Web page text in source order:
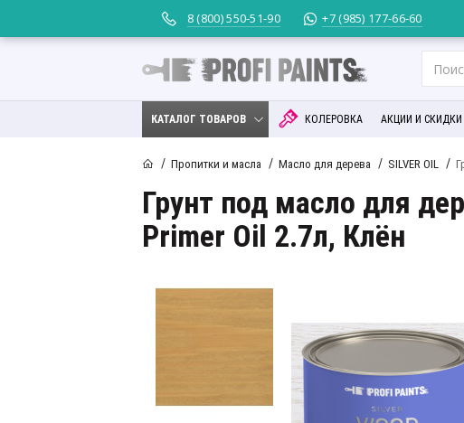
8 (800) 550-51-90 +7 (985) 177-66-60
КАТАЛОГ ТОВАРОВ КОЛЕРОВКА АКЦИИ И СКИДКИ
Пропитки и масла Масло для дерева SILVER OIL
Грунт под масло для
Primer Oil 2.7л, Клён